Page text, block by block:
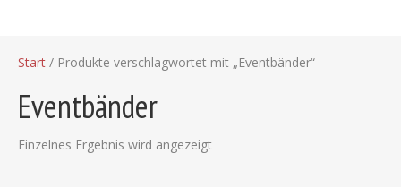
Start / Produkte verschlagwortet mit „Eventbänder“
Eventbänder
Einzelnes Ergebnis wird angezeigt